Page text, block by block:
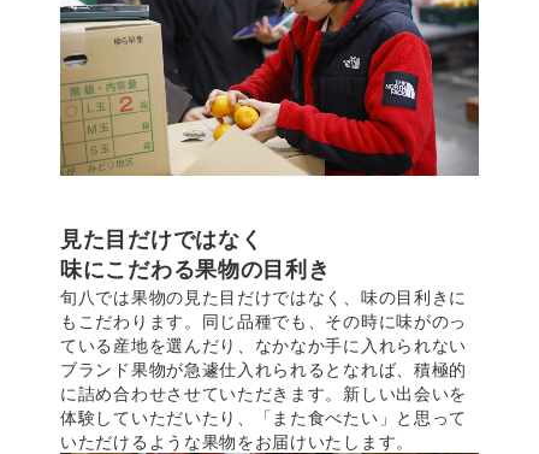
見た目だけではなく
味にこだわる果物の目利き
旬八では果物の見た目だけではなく、味の目利きに
もこだわります。同じ品種でも、その時に味がのっ
ている産地を選んだり、なかなか手に入れられない
ブランド果物が急遽仕入れられるとなれば、積極的
に詰め合わせさせていただきます。新しい出会いを
体験していただいたり、「また食べたい」と思って
いただけるような果物をお届けいたします。